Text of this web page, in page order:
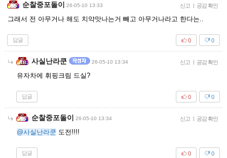
순찰중포돌이 26-05-10 13:33 신고 | 공감 확인
그래서 전 아무거나 해도 치약맛나는거 빼고 아무거나라고 한다는..
답글 0
0
사실난라쿤 26-05-10 13:34 신고 | 공감 확인
유자차에 휘핑크림 드실?
답글 0
0
순찰중포돌이 26-05-10 13:34 신고 | 공감 확인
@사실난라쿤 도전!!!!
답글 0
0